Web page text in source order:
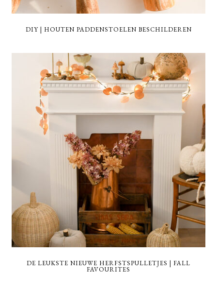
DIY | HOUTEN PADDENSTOELEN BESCHILDEREN
DE LEUKSTE NIEUWE HERFSTSPULLETJES | FALL
FAVOURITES